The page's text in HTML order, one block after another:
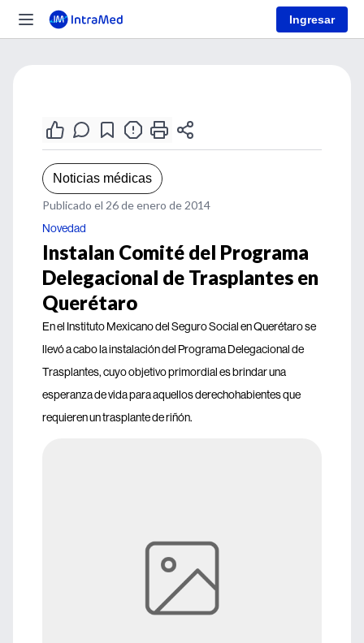
Ingresar
Noticias médicas
Publicado el 26 de enero de 2014
Novedad
Instalan Comité del Programa
Delegacional de Trasplantes en
Querétaro
En el Instituto Mexicano del Seguro Social en Querétaro se
llevó a cabo la instalación del Programa Delegacional de
Trasplantes, cuyo objetivo primordial es brindar una
esperanza de vida para aquellos derechohabientes que
requieren un trasplante de riñón.